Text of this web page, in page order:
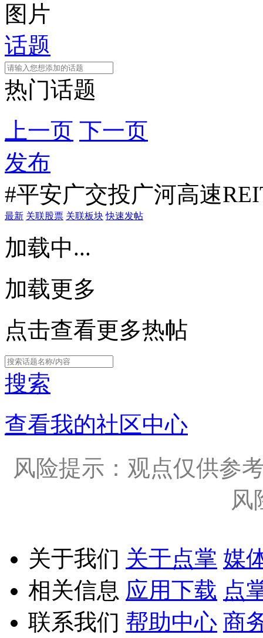
图片
话题
热门话题
上一页 下一页
发布
#平安广交投广河高速
最新 关联股票 关联板块 快速发帖
加载中...
加载更多
点击查看更多热帖
搜索
查看我的社区中心
风险提示：观点仅供参
风
关于我们 关于点掌 媒
相关信息 应用下载 点
联系我们 帮助中心 商